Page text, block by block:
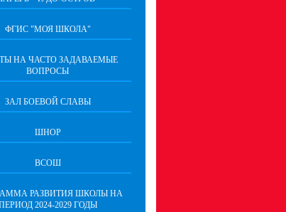
ФГИС "МОЯ ШКОЛА"
НА ЧАСТО ЗАДАВАЕМЫЕ
ВОПРОСЫ
ЗАЛ БОЕВОЙ СЛАВЫ
ШНОР
ВСОШ
РАЗВИТИЯ ШКОЛЫ НА
2024-2029 ГОДЫ